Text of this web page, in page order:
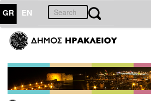
GR EN
26Ιανουάριος
2017
Τρι Τετ Πεμ Παρ Σαβ
1 2 3 4 5 6
7
8